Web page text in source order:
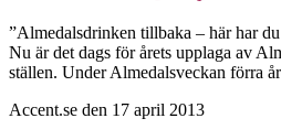
”Almedalsdrinken tillbaka – här har
Nu är det dags för årets upplaga av
ställen. Under Almedalsveckan förra
Accent.se den 17 april 2013